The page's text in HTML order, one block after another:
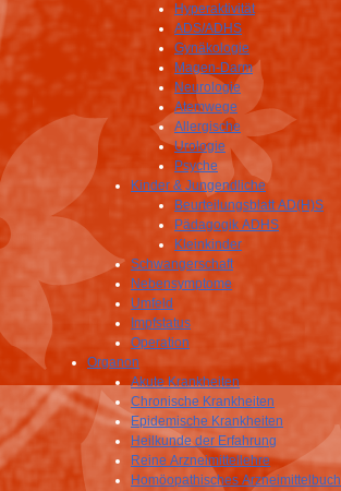
Hyperaktivität
ADS/ADHS
Gynäkologie
Magen-Darm
Neurologie
Atemwege
Allergische
Urologie
Psyche
Kinder & Jungendliche
Beurteilungsblatt AD(H)S
Pädagogik ADHS
Kleinkinder
Schwangerschaft
Nebensymptome
Umfeld
Impfstatus
Operation
Organon
Akute Krankheiten
Chronische Krankheiten
Epidemische Krankheiten
Heilkunde der Erfahrung
Reine Arzneimittellehre
Homöopathisches Arzneimittelbuch